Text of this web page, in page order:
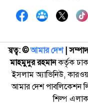
স্বত্ব: ©️আমার দেশ|
মাহমুদুর রহমানকর্তৃক
ইসলাম অ্যাভিনিউ,
আমার দেশ পাবলিকেশন
শিল্প